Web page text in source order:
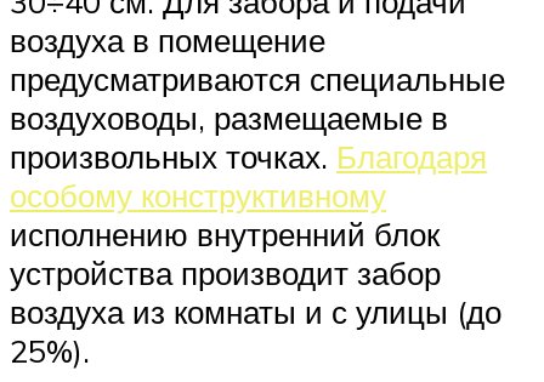
воздуха в помещение
предусматриваются специальные
воздуховоды, размещаемые в
произвольных точках. Благодаря
особому конструктивному
исполнению внутренний блок
устройства производит забор
воздуха из комнаты и с улицы (до
25%).